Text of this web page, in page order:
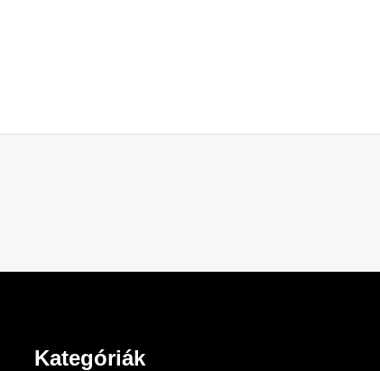
Kategóriák